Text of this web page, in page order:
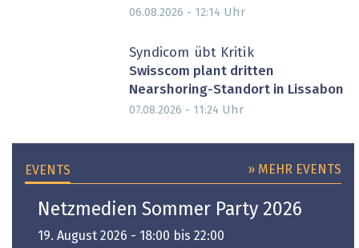
06.08.2026 - 12:14 Uhr
Syndicom übt Kritik
Swisscom plant dritten
Nearshoring-Standort in Lissabon
07.08.2026 - 11:24 Uhr
EVENTS » MEHR EVENTS
Netzmedien Sommer Party 2026
19. August 2026 - 18:00 bis 22:00